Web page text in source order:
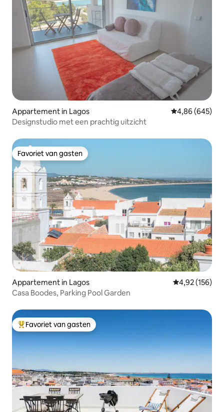
Appartement in Lagos Gemiddelde
4,86 (645)
Designstudio met een prachtig uitzicht
Favoriet van gasten
Favoriet van gasten
Appartement in Lagos Gemiddelde
4,92 (156)
Casa Boodes, Parking Pool Garden
Topfavoriet van gasten
Favoriet van gasten